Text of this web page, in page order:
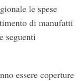
le spese
di manufatti
seguenti
essere coperture